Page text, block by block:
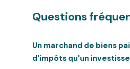
Questions
Un marchand de biens
d'impôts qu'un